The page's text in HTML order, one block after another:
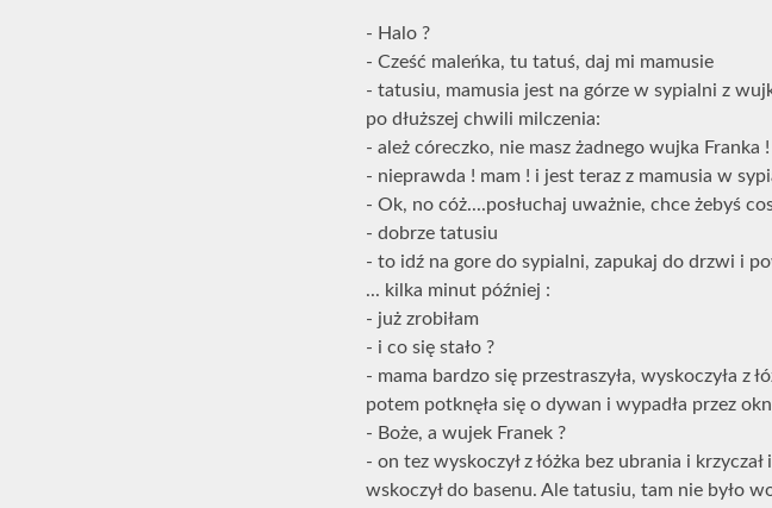
- Halo ?
- Cześć maleńka, tu tatuś, daj mi mamusie
- tatusiu, mamusia jest na górze w sypialni z
po dłuższej chwili milczenia:
- ależ córeczko, nie masz żadnego wujka Franka !
- nieprawda ! mam ! i jest teraz z mamusia w
- Ok, no cóż....posłuchaj uważnie, chce żebyś
- dobrze tatusiu
- to idź na gore do sypialni, zapukaj do drzwi i
... kilka minut później :
- już zrobiłam
- i co się stało ?
- mama bardzo się przestraszyła, wyskoczyła z
potem potknęła się o dywan i wypadła przez
- Boże, a wujek Franek ?
- on tez wyskoczył z łóżka bez ubrania i
wskoczył do basenu. Ale tatusiu, tam nie było